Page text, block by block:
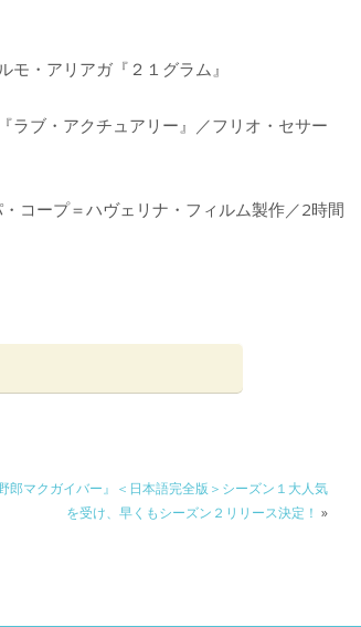
・アリアガ『２１グラム』
ラブ・アクチュアリー』／フリオ・セサー
コープ＝ハヴェリナ・フィルム製作／2時間
郎マクガイバー』＜日本語完全版＞シーズン１大人気
を受け、早くもシーズン２リリース決定！ »